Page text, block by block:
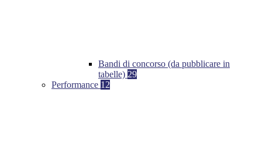
Bandi di concorso (da pubblicare in
tabelle) 29
Performance 12